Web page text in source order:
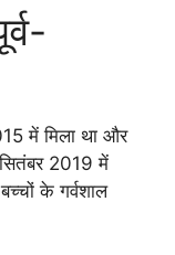
में मिला था और
2019 में
के गर्वशाल